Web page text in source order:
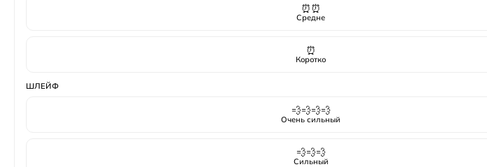
⏰⏰
Средне
⏰
Коротко
ШЛЕЙФ
💨💨💨💨
Очень сильный
💨💨💨
Сильный